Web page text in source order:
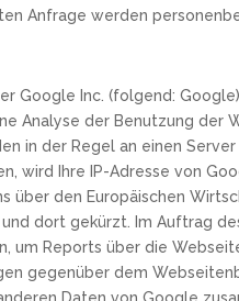
Anfrage werden
Inc. (folgend:
Analyse der Benutzung der
in der Regel an einen
wird Ihre IP-Adresse von
über den Europäischen
dort gekürzt. Im Auftrag
um Reports über die
gegenüber dem
Daten von Google